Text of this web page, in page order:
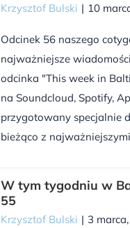
Krzysztof Bulski | 10
Odcinek 56 naszego
najważniejsze
odcinka "This week in
na Soundcloud, Spotify,
przygotowany specjalnie
bieżąco z
W tym tygodniu w
55
Krzysztof Bulski | 3